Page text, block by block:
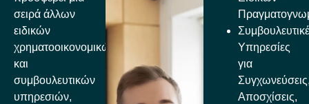
σειρά άλλων
ειδικών
χρηματοοικονομικών
και
συμβουλευτικών
υπηρεσιών,
Υπηρεσίες
για
Αποσχίσεις,